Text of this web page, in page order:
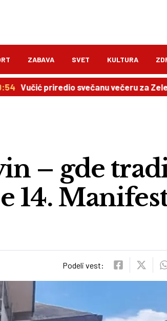
ZABAVA SVET KULTURA
priredio svečanu večeru za Zelenskog:
– gde
14.
Podeli vest: